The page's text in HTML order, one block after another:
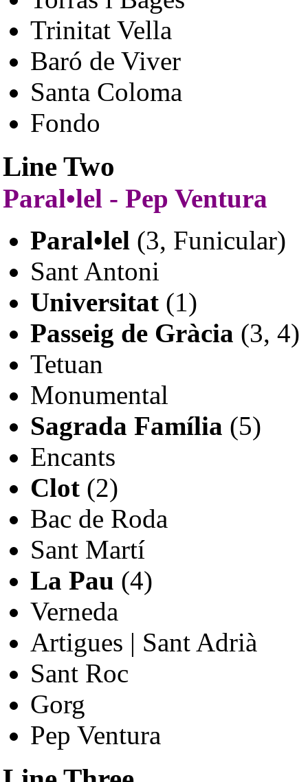
Trinitat Vella
Baró de Viver
Santa Coloma
Fondo
Line Two
Paral•lel - Pep Ventura
Paral•lel (3, Funicular)
Sant Antoni
Universitat (1)
Passeig de Gràcia (3, 4)
Tetuan
Monumental
Sagrada Família (5)
Encants
Clot (2)
Bac de Roda
Sant Martí
La Pau (4)
Verneda
Artigues | Sant Adrià
Sant Roc
Gorg
Pep Ventura